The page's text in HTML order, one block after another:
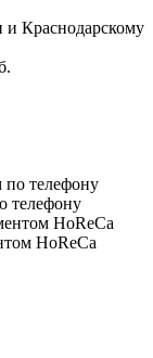
и Краснодарскому
телефону
HoReCa